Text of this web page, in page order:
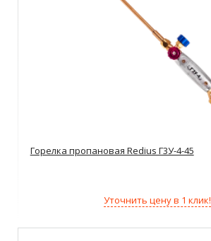
Горелка пропановая Redius Г3У-4-45
Уточнить цену в 1 клик!